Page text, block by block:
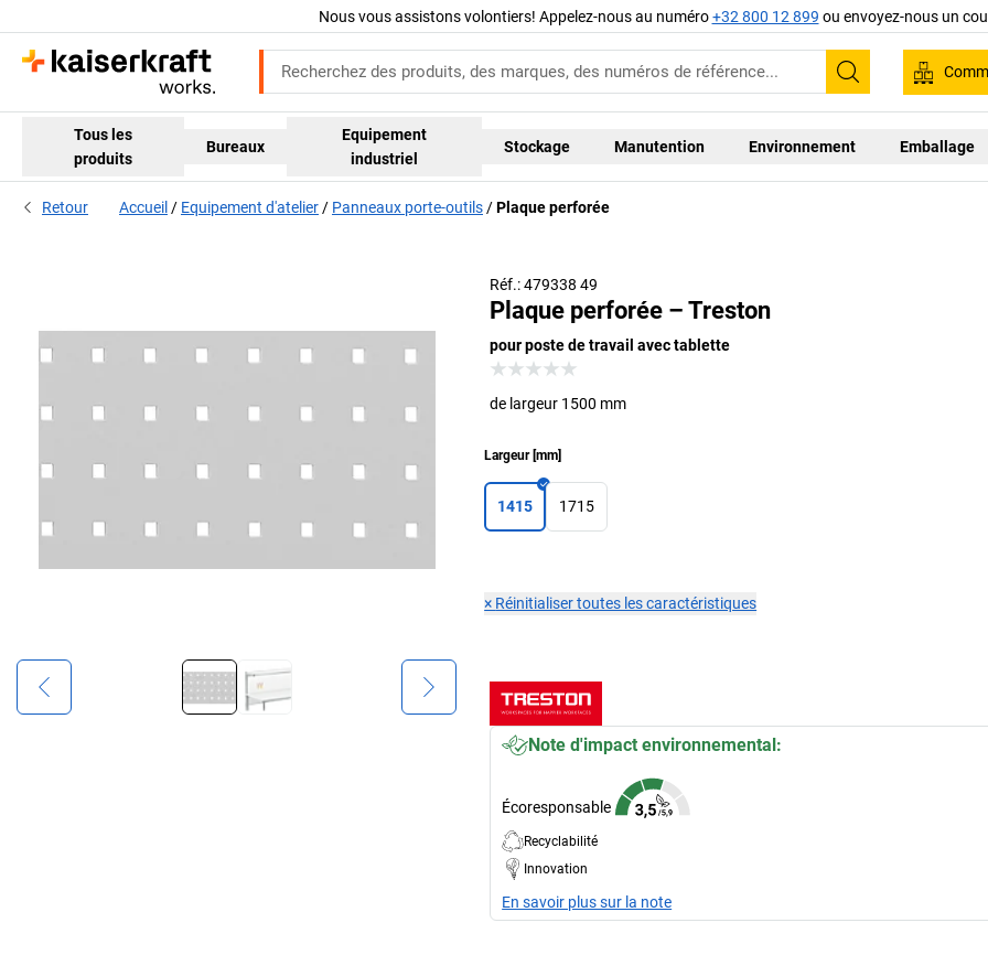
Nous vous assistons volontiers! Appelez-nous au numéro+32 800 12 899 ou envoyez-nous un
Recherche
Tous les
produits
Bureaux
Equipement
industriel
Stockage Manutention Environnement Emballage
Retour Accueil Equipement d'atelier Panneaux porte-outils Plaque perforée
Réf.: 479338 49
Plaque perforée – Treston
pour poste de travail avec tablette
de largeur 1500 mm
Largeur[mm]
1415 1715
× Réinitialiser toutes les caractéristiques
Note d'impact environnemental:
Écoresponsable
Recyclabilité
Innovation
En savoir plus sur la note